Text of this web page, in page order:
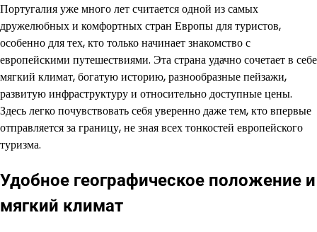
Португалия уже много лет считается одной из самых
дружелюбных и комфортных стран Европы для туристов,
особенно для тех, кто только начинает знакомство с
европейскими путешествиями. Эта страна удачно сочетает в себе
мягкий климат, богатую историю, разнообразные пейзажи,
развитую инфраструктуру и относительно доступные цены.
Здесь легко почувствовать себя уверенно даже тем, кто впервые
отправляется за границу, не зная всех тонкостей европейского
туризма.
Удобное географическое положение и
мягкий климат